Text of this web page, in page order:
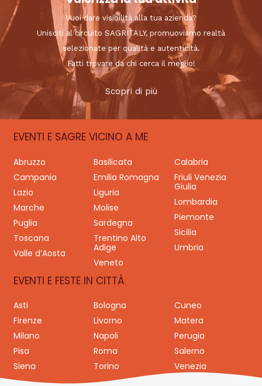
Vuoi dare visibilità alla tua azienda?
Unisciti al circuito SAGRITALY, promuoviamo realtà
selezionate per qualità e autenticità.
Fatti trovare da chi cerca il meglio!
Scopri di più
EVENTI E SAGRE VICINO A ME
Abruzzo Basilicata
Calabria
Campania
Emilia Romagna
Friuli Venezia
Giulia
Lazio
Liguria
Lombardia
Marche
Molise
Piemonte
Puglia
Sardegna
Sicilia
Toscana
Trentino Alto
Adige
Umbria
Valle d’Aosta
Veneto
EVENTI E FESTE IN CITTÀ
Asti Bologna
Cuneo
Firenze
Livorno
Matera
Milano
Napoli
Perugia
Pisa
Roma
Salerno
Siena
Torino Venezia